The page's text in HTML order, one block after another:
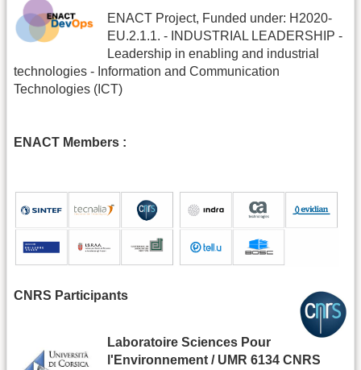
ENACT Project, Funded under: H2020-
EU.2.1.1. - INDUSTRIAL LEADERSHIP -
Leadership in enabling and industrial
technologies - Information and Communication
Technologies (ICT)
ENACT Members :
CNRS Participants
Laboratoire Sciences Pour
l'Environnement / UMR 6134 CNRS